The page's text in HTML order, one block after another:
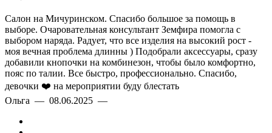
Салон на Мичуринском. Спасибо большое за помощь в
выборе. Очаровательная консультант Земфира помогла с
выбором наряда. Радует, что все изделия на высокий рост -
моя вечная проблема длинны ) Подобрали аксессуары, сразу
добавили кнопочки на комбинезон, чтобы было комфортно,
пояс по талии. Все быстро, профессионально. Спасибо,
девочки ❤️ на мероприятии буду блестать
Ольга — 08.06.2025 —